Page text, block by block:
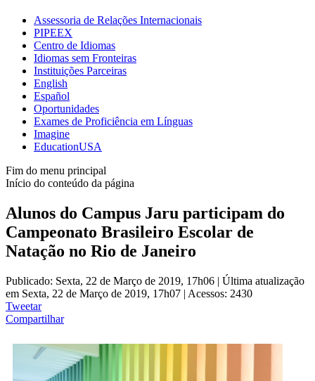
Assessoria de Relações Internacionais
PIPEEX
Centro de Idiomas
Idiomas sem Fronteiras
Instituições Parceiras
English
Español
Oportunidades
Exames de Proficiência em Línguas
Imagine
EducationUSA
Fim do menu principal
Início do conteúdo da página
Alunos do Campus Jaru participam do
Campeonato Brasileiro Escolar de
Natação no Rio de Janeiro
Publicado: Sexta, 22 de Março de 2019, 17h06 | Última atualização
em Sexta, 22 de Março de 2019, 17h07 | Acessos: 2430
Tweetar
Compartilhar